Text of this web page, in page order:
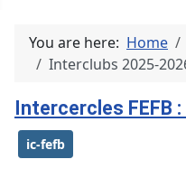
You are here: Home
Interclubs 2025-
Intercercles FEFB
ic-fefb